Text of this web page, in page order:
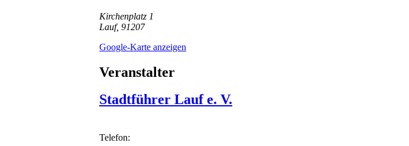
Kirchenplatz 1
Lauf, 91207
Google-Karte anzeigen
Veranstalter
Stadtführer Lauf e. V.
Telefon: